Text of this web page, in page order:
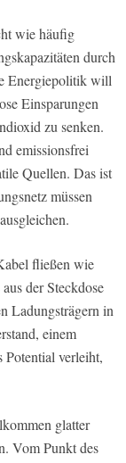
wie häufig
durch
Energiepolitik will
Einsparungen
zu senken.
emissionsfrei
Quellen. Das ist
müssen
fließen wie
der Steckdose
Ladungsträgern in
einem
Potential verleiht,
glatter
Vom Punkt des